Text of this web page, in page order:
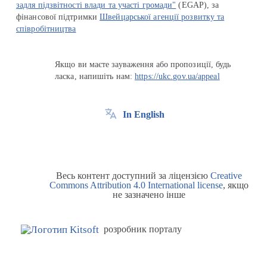
задля підзвітності влади та участі громади" (EGAP), за
фінансової підтримкиШвейцарської агенції розвитку та
співробітництва
Якщо ви маєте зауваження або пропозиції, будь
ласка, напишіть нам:https://ukc.gov.ua/appeal
In English
Весь контент доступний за ліцензією Creative
Commons Attribution 4.0 International license, якщо
не зазначено інше
розробник порталу